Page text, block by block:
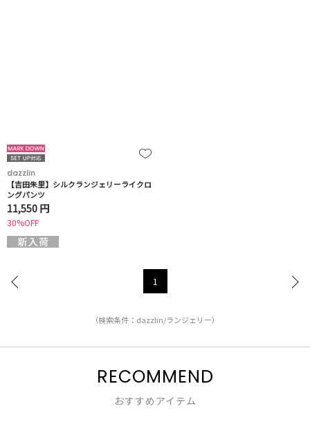
dazzlin
【吉田朱里】シルクランジェリーライクロ
ングパンツ
11,550 円
30%OFF
1
（検索条件：dazzlin/ランジェリー）
RECOMMEND
おすすめアイテム